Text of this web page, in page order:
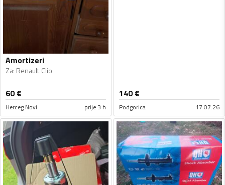
Amortizeri
Za: Renault Clio
60€
Herceg Novi prije 3 h
140€
Podgorica 17.07.26